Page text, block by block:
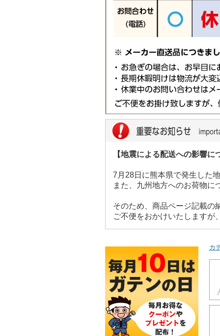
【地震による配送への影響に
7月28日に熊本県で発生した
また、九州地方へのお荷物に
そのため、商品ページ記載の
ご不便をおかけいたしますが
カ